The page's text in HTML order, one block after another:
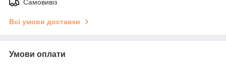
Самовивіз
Всі умови доставки
Умови оплати